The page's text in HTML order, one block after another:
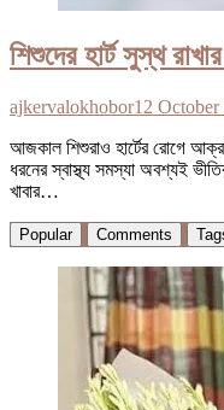
শিশুদের হার্ট সুস্থ
ajkervalokhobor12 October
আজকাল শিশুরাও হার্টের রোগে
ধরনের স্বাস্থ্য সমস্যা অবশ্যই
খাবার…
Popular Comments